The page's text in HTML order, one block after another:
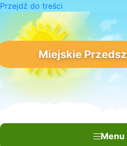
Przejdź do treści
Miejskie
Menu